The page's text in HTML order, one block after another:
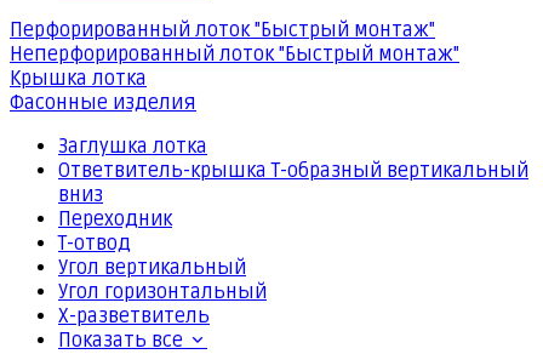
Перфорированный лоток "Быстрый монтаж"
Неперфорированный лоток "Быстрый монтаж"
Крышка лотка
Фасонные изделия
Заглушка лотка
Ответвитель-крышка Т-образный вертикальный
вниз
Переходник
Т-отвод
Угол вертикальный
Угол горизонтальный
Х-разветвитель
Показать все